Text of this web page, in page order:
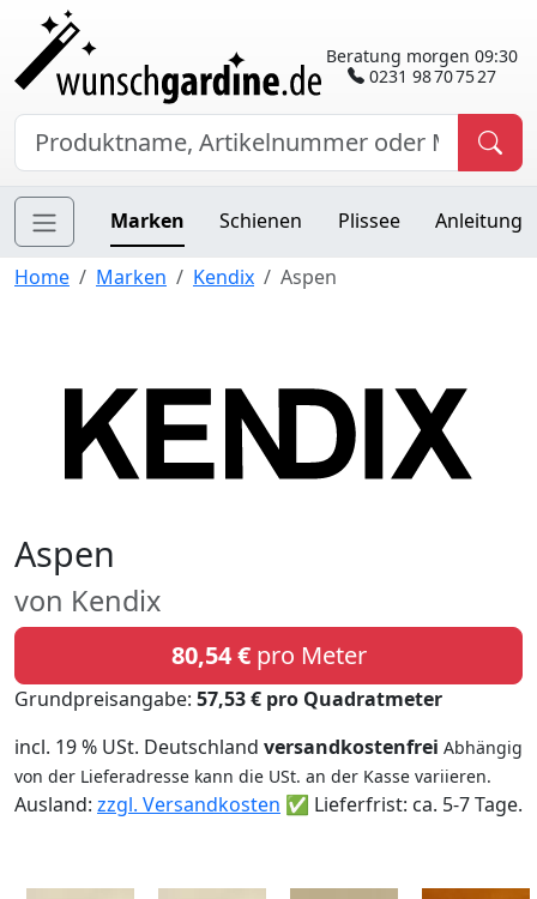
Beratung morgen 09:30
0231 98 70 75 27
Marken Schienen Plissee Anleitung
Home Marken Kendix Aspen
Aspen
von Kendix
80,54 €pro Meter
Grundpreisangabe: 57,53 € pro Quadratmeter
incl. 19 % USt. Deutschland versandkostenfrei Abhängig
von der Lieferadresse kann die USt. an der Kasse variieren.
Ausland: zzgl. Versandkosten ✅ Lieferfrist: ca. 5-7 Tage.